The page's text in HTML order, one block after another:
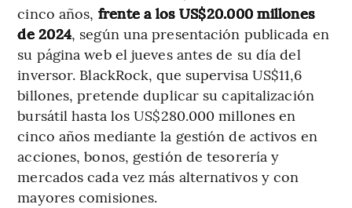
cinco años, frente a los US$20.000 millones
de 2024, según una presentación publicada en
su página web el jueves antes de su día del
inversor. BlackRock, que supervisa US$11,6
billones, pretende duplicar su capitalización
bursátil hasta los US$280.000 millones en
cinco años mediante la gestión de activos en
acciones, bonos, gestión de tesorería y
mercados cada vez más alternativos y con
mayores comisiones.